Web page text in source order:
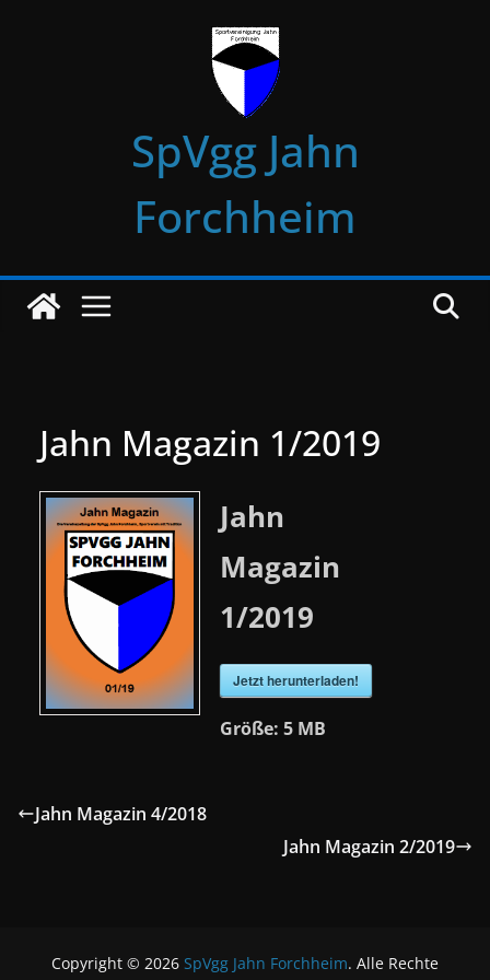
SpVgg Jahn
Forchheim
Jahn Magazin 1/2019
Jahn
Magazin
1/2019
Jetzt herunterladen!
Größe:5 MB
Jahn Magazin 4/2018
Jahn Magazin 2/2019
Copyright © 2026 SpVgg Jahn Forchheim. Alle Rechte